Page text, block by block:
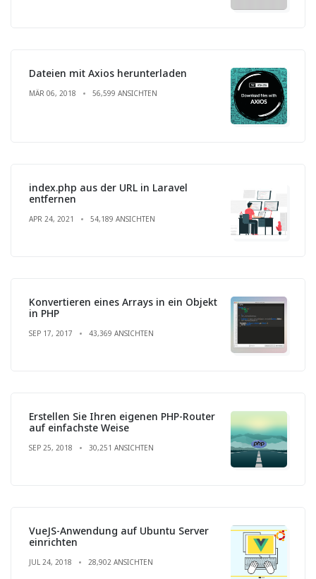
Dateien mit Axios herunterladen
MÄR 06, 2018 56,599 ANSICHTEN
index.php aus der URL in Laravel
entfernen
APR 24, 2021 54,189 ANSICHTEN
Konvertieren eines Arrays in ein Objekt
in PHP
SEP 17, 2017 43,369 ANSICHTEN
Erstellen Sie Ihren eigenen PHP-Router
auf einfachste Weise
SEP 25, 2018 30,251 ANSICHTEN
VueJS-Anwendung auf Ubuntu Server
einrichten
JUL 24, 2018 28,902 ANSICHTEN